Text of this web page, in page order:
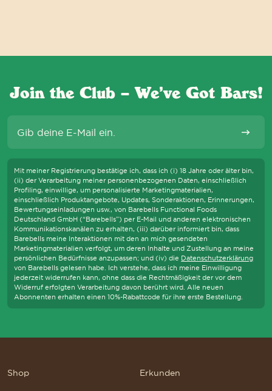
Join the Club – We’ve Got Bars!
Mit meiner Registrierung bestätige ich, dass ich (i) 18 Jahre oder älter bin,
(ii) der Verarbeitung meiner personenbezogenen Daten, einschließlich
Profiling, einwillige, um personalisierte Marketingmaterialien,
einschließlich Produktangebote, Updates, Sonderaktionen, Erinnerungen,
Bewertungseinladungen usw., von Barebells Functional Foods
Deutschland GmbH (“Barebells”) per E-Mail und anderen elektronischen
Kommunikationskanälen zu erhalten, (iii) darüber informiert bin, dass
Barebells meine Interaktionen mit den an mich gesendeten
Marketingmaterialien verfolgt, um deren Inhalte und Zustellung an meine
persönlichen Bedürfnisse anzupassen; und (iv) die Datenschutzerklärung
von Barebells gelesen habe. Ich verstehe, dass ich meine Einwilligung
jederzeit widerrufen kann, ohne dass die Rechtmäßigkeit der vor dem
Widerruf erfolgten Verarbeitung davon berührt wird. Alle neuen
Abonnenten erhalten einen 10%-Rabattcode für ihre erste Bestellung.
Shop Erkunden
DIE WCAG-RICHTLINIEN EINHALTEN UND UNTERSTÜTZENDE